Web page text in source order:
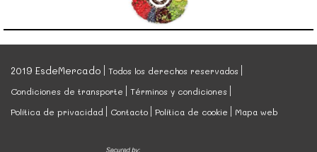
2019 EsdeMercado
Todos los derechos reservados
Condiciones de transporte
Términos y condiciones
Política de privacidad
Contacto Política de cookie Mapa web